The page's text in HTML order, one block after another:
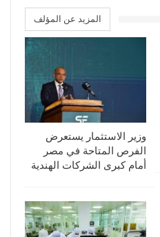
المزيد عن المؤلف
وزير الاستثمار يستعرض
الفرص المتاحة في مصر
أمام كبرى الشركات الهندية